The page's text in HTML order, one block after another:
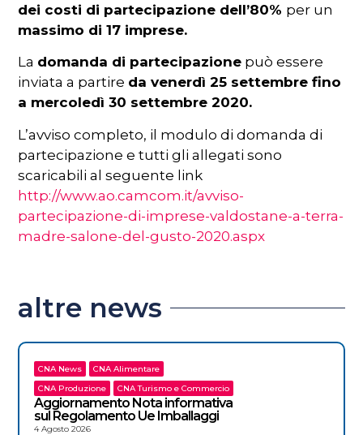
dei costi di partecipazione dell’80% per un
massimo di 17 imprese.
La domanda di partecipazione può essere
inviata a partire da venerdì 25 settembre fino
a mercoledì 30 settembre 2020.
L’avviso completo, il modulo di domanda di
partecipazione e tutti gli allegati sono
scaricabili al seguente link
http://www.ao.camcom.it/avviso-
partecipazione-di-imprese-valdostane-a-terra-
madre-salone-del-gusto-2020.aspx
altre news
CNA News
CNA Alimentare
CNA Produzione
CNA Turismo e Commercio
Aggiornamento Nota informativa
sul Regolamento Ue Imballaggi
4 Agosto 2026